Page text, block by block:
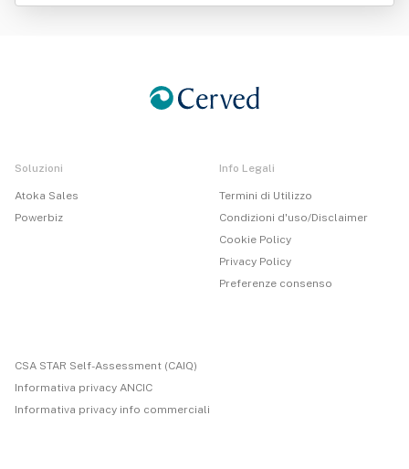
Soluzioni
Atoka Sales
Powerbiz
Info Legali
Termini di Utilizzo
Condizioni d'uso/Disclaimer
Cookie Policy
Privacy Policy
Preferenze consenso
CSA STAR Self-Assessment (CAIQ)
Informativa privacy ANCIC
Informativa privacy info commerciali